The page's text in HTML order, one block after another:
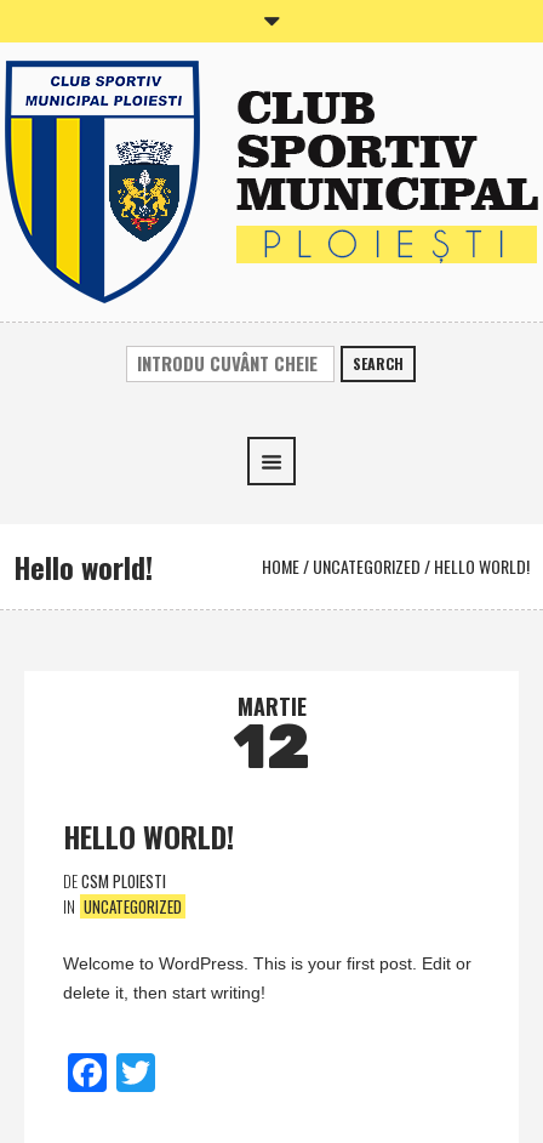
SEARCH
Hello world! HOME/UNCATEGORIZED/HELLO WORLD!
MARTIE
12
HELLO WORLD!
DECSM PLOIESTI
IN UNCATEGORIZED
Welcome to WordPress. This is your first post. Edit or
delete it, then start writing!
Facebook